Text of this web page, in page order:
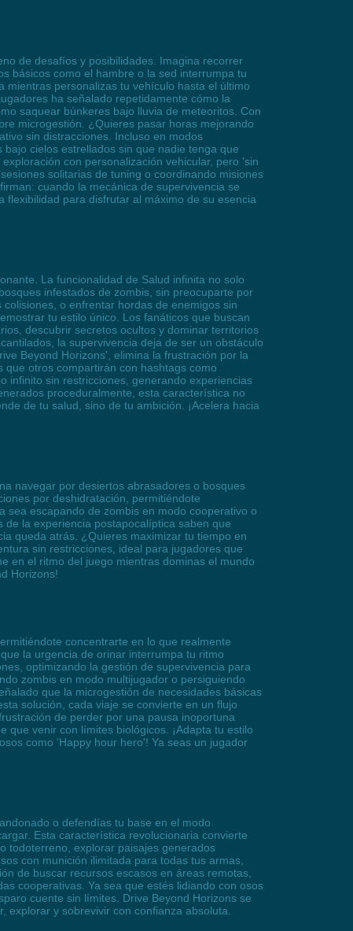
de desafíos y posibilidades. Imagina recorrer
básicos como el hambre o la sed interrumpa tu
personalizas tu vehículo hasta el último
ha señalado repetidamente cómo la
saquear búnkeres bajo lluvia de meteoritos. Con
microgestión. ¿Quieres pasar horas mejorando
sin distracciones. Incluso en modos
cielos estrellados sin que nadie tenga que
con personalización vehicular, pero 'sin
solitarias de tuning o coordinando misiones
cuando la mecánica de supervivencia se
para disfrutar al máximo de su esencia
La funcionalidad de Salud infinita no solo
infestados de zombis, sin preocuparte por
o enfrentar hordas de enemigos sin
tu estilo único. Los fanáticos que buscan
descubrir secretos ocultos y dominar territorios
la supervivencia deja de ser un obstáculo
Beyond Horizons', elimina la frustración por la
otros compartirán con hashtags como
infinito sin restricciones, generando experiencias
proceduralmente, esta característica no
de tu salud, sino de tu ambición. ¡Acelera hacia
navegar por desiertos abrasadores o bosques
por deshidratación, permitiéndote
sea escapando de zombis en modo cooperativo o
la experiencia postapocalíptica saben que
queda atrás. ¿Quieres maximizar tu tiempo en
sin restricciones, ideal para jugadores que
en el ritmo del juego mientras dominas el mundo
Horizons!
concentrarte en lo que realmente
la urgencia de orinar interrumpa tu ritmo
optimizando la gestión de supervivencia para
zombis en modo multijugador o persiguiendo
que la microgestión de necesidades básicas
solución, cada viaje se convierte en un flujo
de perder por una pausa inoportuna
venir con límites biológicos. ¡Adapta tu estilo
como 'Happy hour hero'! Ya seas un jugador
o defendías tu base en el modo
Esta característica revolucionaria convierte
todoterreno, explorar paisajes generados
con munición ilimitada para todas tus armas,
de buscar recursos escasos en áreas remotas,
cooperativas. Ya sea que estés lidiando con osos
cuente sin límites. Drive Beyond Horizons se
y sobrevivir con confianza absoluta.